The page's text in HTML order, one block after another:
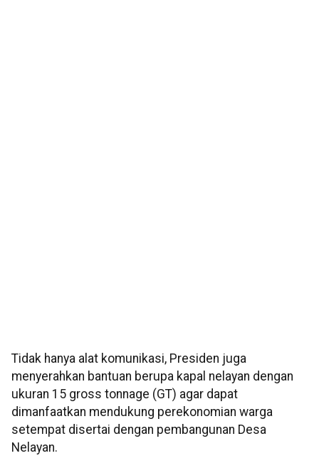
Tidak hanya alat komunikasi, Presiden juga
menyerahkan bantuan berupa kapal nelayan dengan
ukuran 15 gross tonnage (GT) agar dapat
dimanfaatkan mendukung perekonomian warga
setempat disertai dengan pembangunan Desa
Nelayan.